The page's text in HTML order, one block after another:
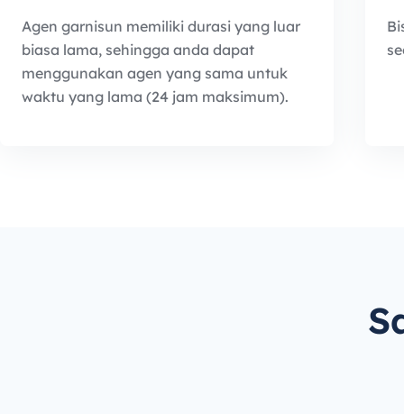
Agen garnisun memiliki durasi yang luar
biasa lama, sehingga anda dapat
menggunakan agen yang sama untuk
waktu yang lama (24 jam maksimum).